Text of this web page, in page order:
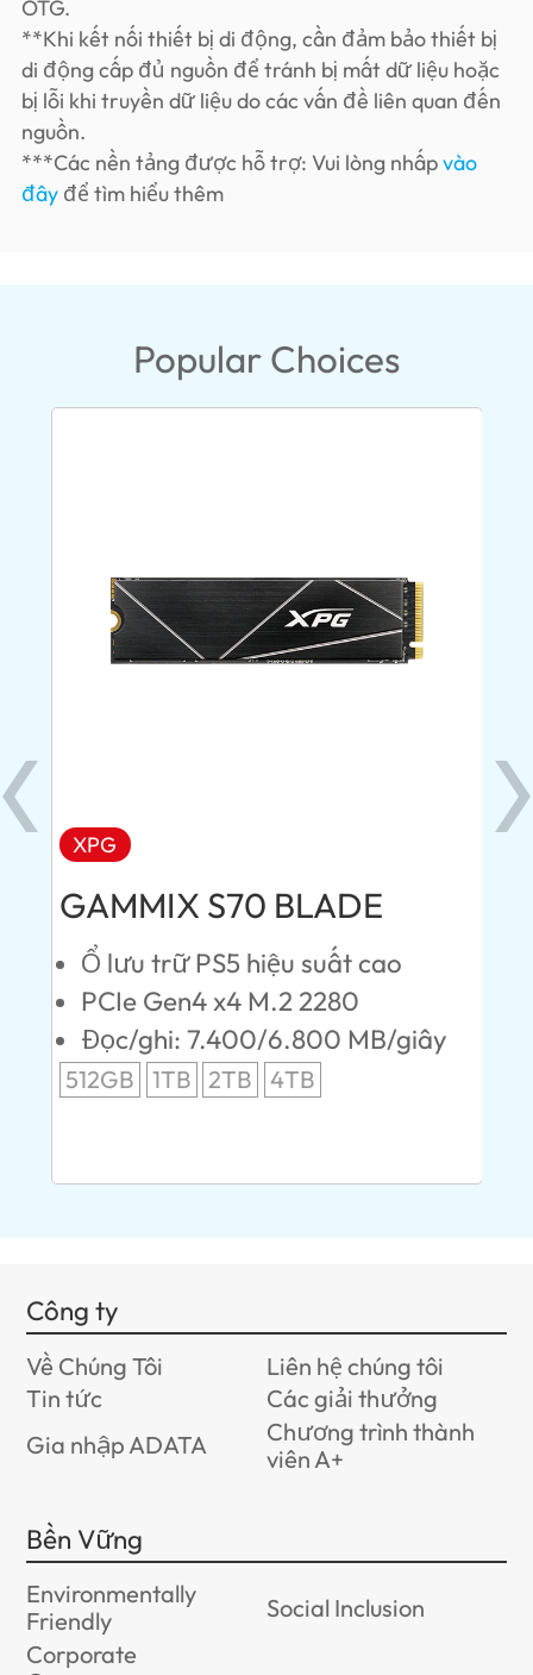
OTG.
**Khi kết nối thiết bị di động, cần đảm bảo thiết bị
di động cấp đủ nguồn để tránh bị mất dữ liệu hoặc
bị lỗi khi truyền dữ liệu do các vấn đề liên quan đến
nguồn.
***Các nền tảng được hỗ trợ: Vui lòng nhấpvào
đâyđể tìm hiểu thêm
Popular Choices
XPG
GAMMIX S70 BLADE
Ổ lưu trữ PS5 hiệu suất cao
PCIe Gen4 x4 M.2 2280
Đọc/ghi: 7.400/6.800 MB/giây
512GB 1TB 2TB 4TB
Công ty
Về Chúng Tôi
Liên hệ chúng tôi
Tin tức
Các giải thưởng
Gia nhập ADATA
Chương trình thành
viên A+
Bền Vững
Environmentally
Friendly
Social Inclusion
Corporate